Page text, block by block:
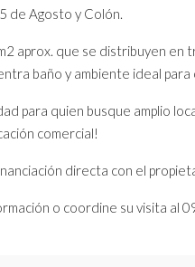
de Agosto y Colón.
aprox. que se distribuyen en
baño y ambiente ideal para
para quien busque amplio
comercial!
directa con el
o coordine su visita al